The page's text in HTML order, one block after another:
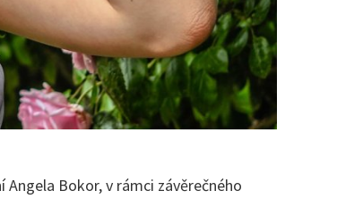
Bokor, v rámci závěrečného